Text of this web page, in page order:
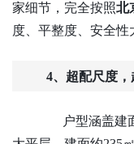
家细节，完全按照北
度、平整度、安全性
4、超配尺度，
户型涵盖建